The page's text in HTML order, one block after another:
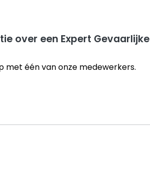
over een Expert Gevaarlijke
met één van onze medewerkers.